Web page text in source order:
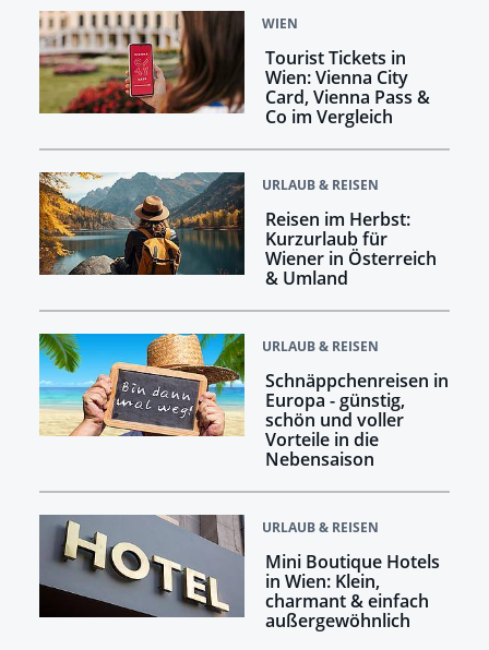
WIEN
Tourist Tickets in
Wien: Vienna City
Card, Vienna Pass &
Co im Vergleich
URLAUB & REISEN
Reisen im Herbst:
Kurzurlaub für
Wiener in Österreich
& Umland
URLAUB & REISEN
Schnäppchenreisen in
Europa - günstig,
schön und voller
Vorteile in die
Nebensaison
URLAUB & REISEN
Mini Boutique Hotels
in Wien: Klein,
charmant & einfach
außergewöhnlich